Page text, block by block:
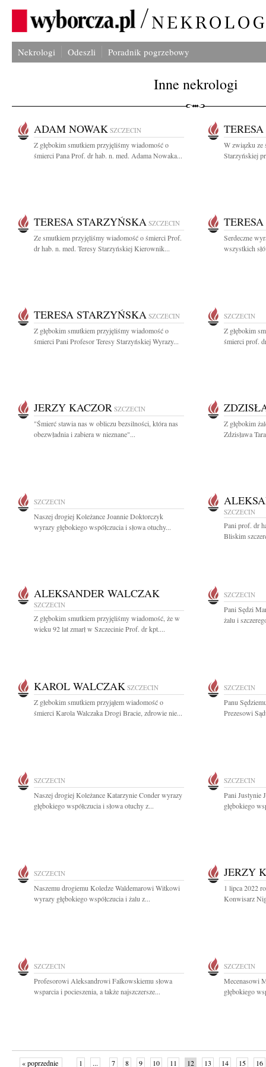
Nekrologi Odeszli Poradnik pogrzebowy
Inne nekrologi
ADAM NOWAK SZCZECIN
Z głębokim smutkiem przyjęliśmy wiadomość o
śmierci Pana Prof. dr hab. n. med. Adama Nowaka...
W związku ze
Starzyńskiej
TERESA STARZYŃSKA SZCZECIN
Ze smutkiem przyjęliśmy wiadomość o śmierci Prof.
dr hab. n. med. Teresy Starzyńskiej Kierownik...
Serdeczne
wszystkich
TERESA STARZYŃSKA SZCZECIN
Z głębokim smutkiem przyjęliśmy wiadomość o
śmierci Pani Profesor Teresy Starzyńskiej Wyrazy...
SZCZECIN
Z głębokim
śmierci prof.
JERZY KACZOR SZCZECIN
"Śmierć stawia nas w obliczu bezsilności, która nas
obezwładnia i zabiera w nieznane"...
Z głębokim
Zdzisława
SZCZECIN
Naszej drogiej Koleżance Joannie Doktorczyk
wyrazy głębokiego współczucia i słowa otuchy...
SZCZECIN
Pani prof. dr
Bliskim
ALEKSANDER WALCZAK
SZCZECIN
Z głębokim smutkiem przyjęliśmy wiadomość, że w
wieku 92 lat zmarł w Szczecinie Prof. dr kpt....
SZCZECIN
Pani Sędzi
żalu i
KAROL WALCZAK SZCZECIN
Z głebokim smutkiem przyjąłem wiadomość o
śmierci Karola Walczaka Drogi Bracie, zdrowie nie...
SZCZECIN
Panu
Prezesowi
SZCZECIN
Naszej drogiej Koleżance Katarzynie Conder wyrazy
głębokiego współczucia i słowa otuchy z...
SZCZECIN
Pani Justynie
głębokiego
SZCZECIN
Naszemu drogiemu Koledze Waldemarowi Witkowi
wyrazy głębokiego współczucia i żalu z...
JERZY
1 lipca 2022
Konwisarz
SZCZECIN
Profesorowi Aleksandrowi Falkowskiemu słowa
wsparcia i pocieszenia, a także najszczersze...
SZCZECIN
Mecenasowi
głębokiego
« poprzednie 1 ... 7 8 9 10 11 12 13 14 15 16